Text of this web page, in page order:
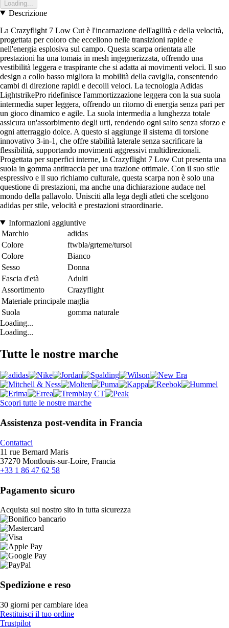
Loading...
Descrizione
La Crazyflight 7 Low Cut è l'incarnazione dell'agilità e della velocità,
progettata per coloro che eccellono nelle transizioni rapide e
nell'energia esplosiva sul campo. Questa scarpa orientata alle
prestazioni ha una tomaia in mesh ingegnerizzata, offrendo una
vestibilità leggera e traspirante che si adatta ai movimenti veloci. Il suo
design a collo basso migliora la mobilità della caviglia, consentendo
cambi di direzione rapidi e decolli veloci. La tecnologia Adidas
LightstrikePro ridefinisce l'ammortizzazione leggera con la sua suola
intermedia super leggera, offrendo un ritorno di energia senza pari per
un gioco dinamico e agile. La suola intermedia a lunghezza totale
assicura un'assorbimento degli urti, rendendo ogni salto senza sforzo e
ogni atterraggio dolce. A questo si aggiunge il sistema di torsione
innovativo 3-in-1, che offre stabilità laterale senza sacrificare la
flessibilità, supportando movimenti aggressivi multidirezionali.
Progettata per superfici interne, la Crazyflight 7 Low Cut presenta una
suola in gomma antitraccia per una trazione ottimale. Con il suo stile
espressivo e il suo richiamo culturale, questa scarpa non è solo una
questione di prestazioni, ma anche una dichiarazione audace nel
mondo della pallavolo. Unisciti alla lega degli atleti che scelgono
adidas per stile, velocità e prestazioni straordinarie.
Informazioni aggiuntive
Marchio
adidas
Colore
ftwbla/grteme/tursol
Colore
Bianco
Sesso
Donna
Fascia d'età
Adulti
Assortimento
Crazyflight
Materiale principale maglia
Suola
gomma naturale
Loading...
Loading...
Tutte le nostre marche
Scopri tutte le nostre marche
Assistenza post-vendita in Francia
Contattaci
11 rue Bernard Maris
37270 Montlouis-sur-Loire, Francia
+33 1 86 47 62 58
Pagamento sicuro
Acquista sul nostro sito in tutta sicurezza
Spedizione e reso
30 giorni per cambiare idea
Restituisci il tuo ordine
Trustpilot